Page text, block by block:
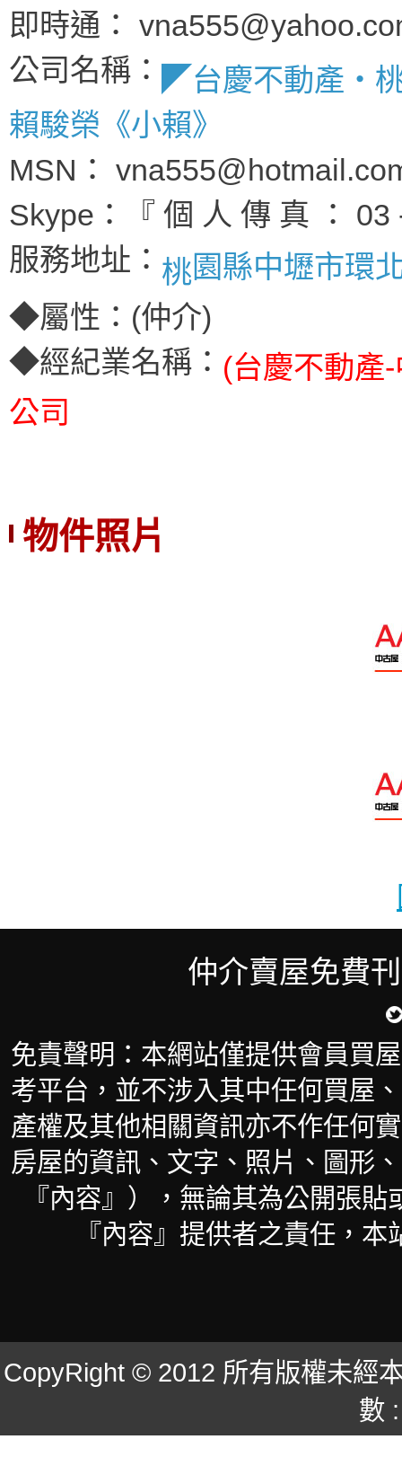
即時通：
公司名稱： ◤台慶不動產‧
賴駿榮《小賴》
MSN：
Skype：『 個 人 傳 真 ：
服務地址： 桃園縣中壢市環
◆屬性：(仲介)
◆經紀業名稱： (台慶不動產
公司
物件照片
仲介賣屋免費
免責聲明：本網站僅提供會員買
考平台，並不涉入其中任何買屋
產權及其他相關資訊亦不作任何
房屋的資訊、文字、照片、圖形
『內容』），無論其為公開張
『內容』提供者之責任，
CopyRight © 2012 所有版權未經
數